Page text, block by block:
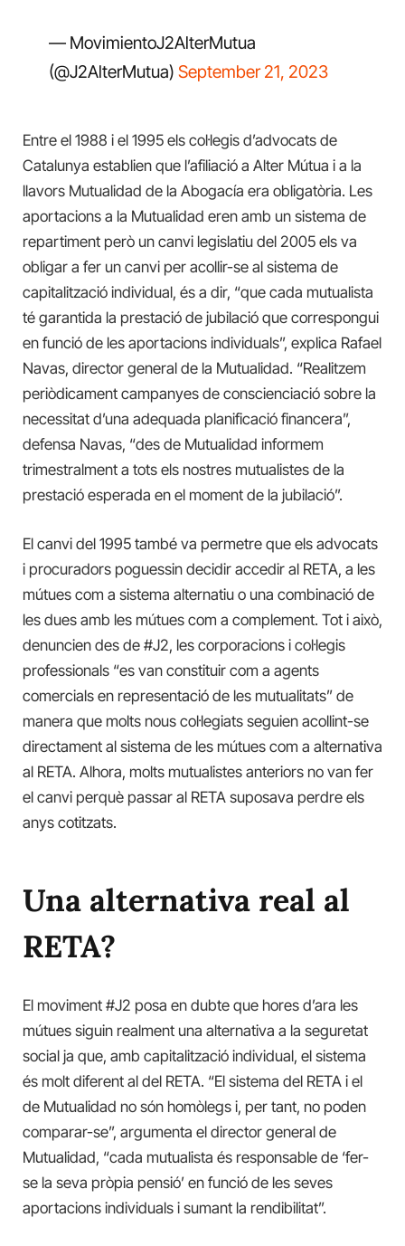
— MovimientoJ2AlterMutua
(@J2AlterMutua) September 21, 2023
Entre el 1988 i el 1995 els col·legis d’advocats de
Catalunya establien que l’afiliació a Alter Mútua i a la
llavors Mutualidad de la Abogacía era obligatòria. Les
aportacions a la Mutualidad eren amb un sistema de
repartiment però un canvi legislatiu del 2005 els va
obligar a fer un canvi per acollir-se al sistema de
capitalització individual, és a dir, “que cada mutualista
té garantida la prestació de jubilació que correspongui
en funció de les aportacions individuals”, explica Rafael
Navas, director general de la Mutualidad. “Realitzem
periòdicament campanyes de conscienciació sobre la
necessitat d’una adequada planificació financera”,
defensa Navas, “des de Mutualidad informem
trimestralment a tots els nostres mutualistes de la
prestació esperada en el moment de la jubilació”.
El canvi del 1995 també va permetre que els advocats
i procuradors poguessin decidir accedir al RETA, a les
mútues com a sistema alternatiu o una combinació de
les dues amb les mútues com a complement. Tot i això,
denuncien des de #J2, les corporacions i col·legis
professionals “es van constituir com a agents
comercials en representació de les mutualitats” de
manera que molts nous col·legiats seguien acollint-se
directament al sistema de les mútues com a alternativa
al RETA. Alhora, molts mutualistes anteriors no van fer
el canvi perquè passar al RETA suposava perdre els
anys cotitzats.
Una alternativa real al
RETA?
El moviment #J2 posa en dubte que hores d’ara les
mútues siguin realment una alternativa a la seguretat
social ja que, amb capitalització individual, el sistema
és molt diferent al del RETA. “El sistema del RETA i el
de Mutualidad no són homòlegs i, per tant, no poden
comparar-se”, argumenta el director general de
Mutualidad, “cada mutualista és responsable de ‘fer-
se la seva pròpia pensió’ en funció de les seves
aportacions individuals i sumant la rendibilitat”.